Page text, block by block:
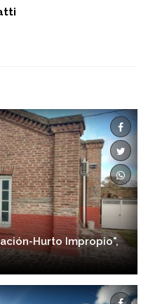
Hurto Impropio",